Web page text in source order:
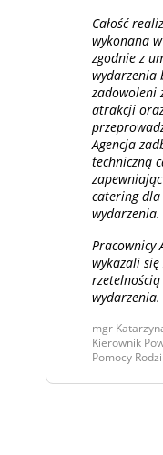
Całość
wykonana
zgodnie z
wydarzenia
zadowoleni
atrakcji
Agencja
techniczną
catering dla
wydarzenia.
Pracownicy
wykazali
wydarzenia.
mgr
Kierownik
Pomocy